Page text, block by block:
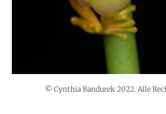
© Cynthia Bandurek 2022. Alle